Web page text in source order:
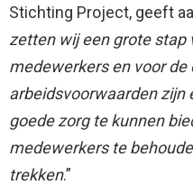
Stichting Project, geeft
zetten wij een grote stap
medewerkers en voor de
arbeidsvoorwaarden
goede zorg te kunnen
medewerkers te
trekken.”